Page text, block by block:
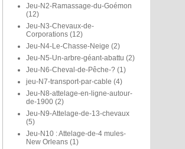
Jeu-N2-Ramassage-du-Goémon
(12)
Jeu-N3-Chevaux-de-
Corporations (12)
Jeu-N4-Le-Chasse-Neige (2)
Jeu-N5-Un-arbre-géant-abattu (2)
Jeu-N6-Cheval-de-Pêche-? (1)
jeu-N7-transport-par-cable (4)
Jeu-N8-attelage-en-ligne-autour-
de-1900 (2)
Jeu-N9-Attelage-de-13-chevaux
(5)
Jeu-N10 : Attelage-de-4 mules-
New Orleans (1)